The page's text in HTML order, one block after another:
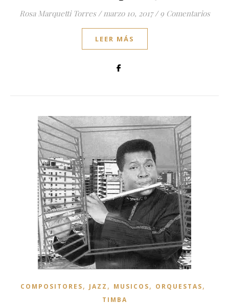
Rosa Marquetti Torres / marzo 10, 2017 / 9 Comentarios
LEER MÁS
COMPOSITORES, JAZZ , MUSICOS, ORQUESTAS,
TIMBA